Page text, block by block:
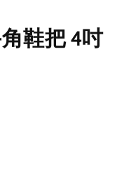
角鞋把 4吋